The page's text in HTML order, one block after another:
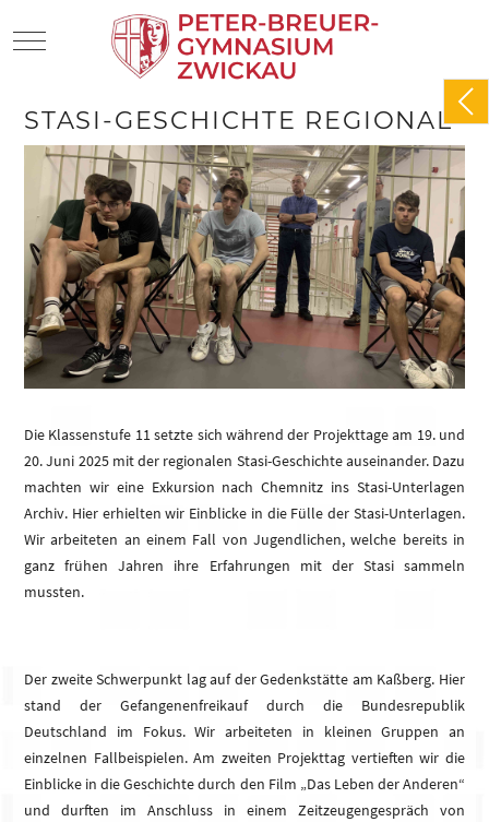
Mobile Menu Toggle
STASI-GESCHICHTE REGIONAL
Die Klassenstufe 11 setzte sich während der Projekttage am 19. und
20. Juni 2025 mit der regionalen Stasi-Geschichte auseinander. Dazu
machten wir eine Exkursion nach Chemnitz ins Stasi-Unterlagen
Archiv. Hier erhielten wir Einblicke in die Fülle der Stasi-Unterlagen.
Wir arbeiteten an einem Fall von Jugendlichen, welche bereits in
ganz frühen Jahren ihre Erfahrungen mit der Stasi sammeln
mussten.
Der zweite Schwerpunkt lag auf der Gedenkstätte am Kaßberg. Hier
stand der Gefangenenfreikauf durch die Bundesrepublik
Deutschland im Fokus. Wir arbeiteten in kleinen Gruppen an
einzelnen Fallbeispielen. Am zweiten Projekttag vertieften wir die
Einblicke in die Geschichte durch den Film „Das Leben der Anderen“
und durften im Anschluss in einem Zeitzeugengespräch von